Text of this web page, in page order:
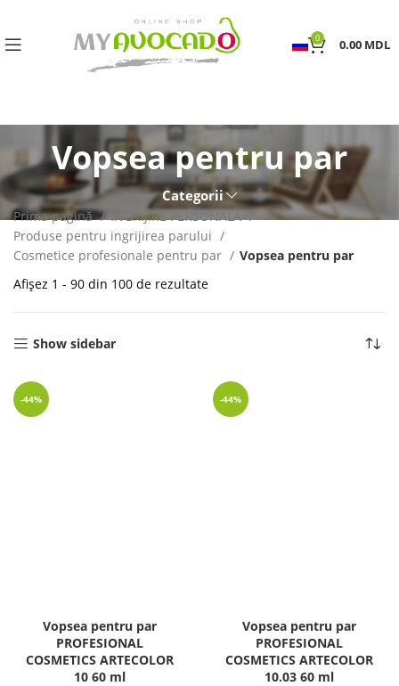
0 0.00 MDL
Vopsea pentru par
Categorii
Prima pagină
INGRIJIRE PERSONALA
Produse pentru ingrijirea parului
Cosmetice profesionale pentru par
Vopsea pentru par
Afișez 1 - 90 din 100 de rezultate
Show sidebar
-44%
Vopsea pentru par
PROFESIONAL
COSMETICS ARTECOLOR
10 60 ml
-44%
Vopsea pentru par
PROFESIONAL
COSMETICS ARTECOLOR
10.03 60 ml